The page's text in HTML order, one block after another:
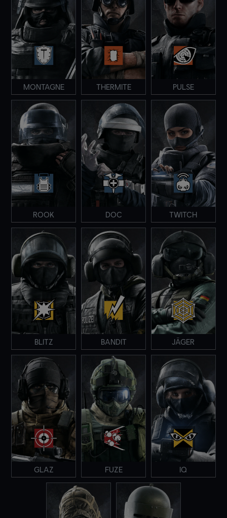
PULSE
THERMITE
MONTAGNE
TWITCH
DOC
ROOK
JÄGER
BANDIT
BLITZ
IQ
FUZE
GLAZ